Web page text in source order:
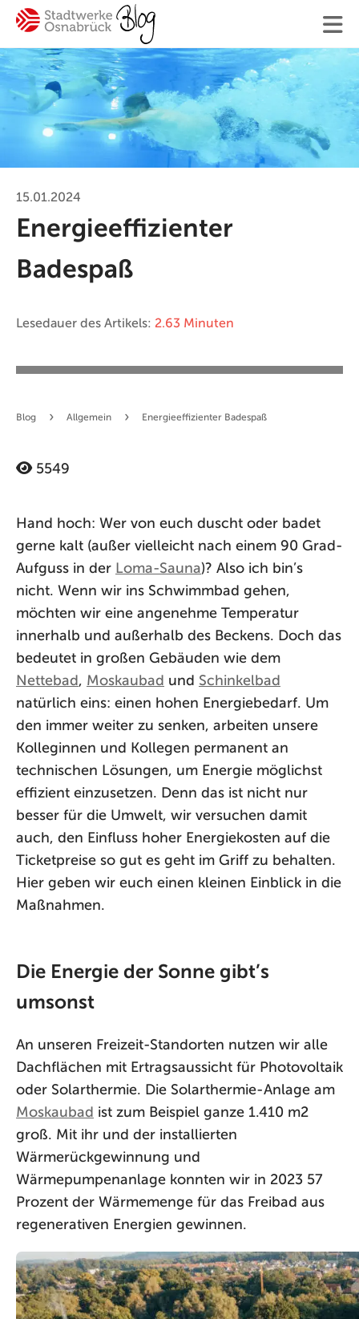
Ihre Suche
15.01.2024
Energieeffizienter
Badespaß
Lesedauer des Artikels: 2.63 Minuten
Blog › Allgemein › Energieeffizienter Badespaß
5549
Hand hoch: Wer von euch duscht oder badet
gerne kalt (außer vielleicht nach einem 90 Grad-
Aufguss in der Loma-Sauna)? Also ich bin’s
nicht. Wenn wir ins Schwimmbad gehen,
möchten wir eine angenehme Temperatur
innerhalb und außerhalb des Beckens. Doch das
bedeutet in großen Gebäuden wie dem
Nettebad, Moskaubad und Schinkelbad
natürlich eins: einen hohen Energiebedarf. Um
den immer weiter zu senken, arbeiten unsere
Kolleginnen und Kollegen permanent an
technischen Lösungen, um Energie möglichst
effizient einzusetzen. Denn das ist nicht nur
besser für die Umwelt, wir versuchen damit
auch, den Einfluss hoher Energiekosten auf die
Ticketpreise so gut es geht im Griff zu behalten.
Hier geben wir euch einen kleinen Einblick in die
Maßnahmen.
Die Energie der Sonne gibt’s
umsonst
An unseren Freizeit-Standorten nutzen wir alle
Dachflächen mit Ertragsaussicht für Photovoltaik
oder Solarthermie. Die Solarthermie-Anlage am
Moskaubad ist zum Beispiel ganze 1.410 m2
groß. Mit ihr und der installierten
Wärmerückgewinnung und
Wärmepumpenanlage konnten wir in 2023 57
Prozent der Wärmemenge für das Freibad aus
regenerativen Energien gewinnen.